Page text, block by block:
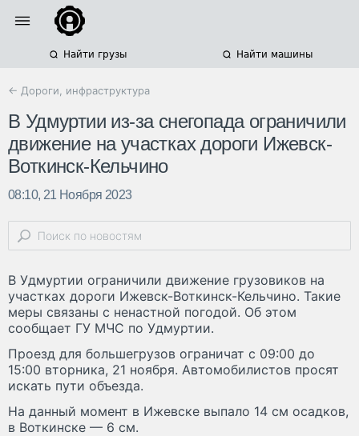
Найти грузы Найти машины
← Дороги, инфраструктура
В Удмуртии из-за снегопада ограничили
движение на участках дороги Ижевск-
Воткинск-Кельчино
08:10, 21 Ноября 2023
В Удмуртии ограничили движение грузовиков на
участках дороги Ижевск-Воткинск-Кельчино. Такие
меры связаны с ненастной погодой. Об этом
сообщает ГУ МЧС по Удмуртии.
Проезд для большегрузов ограничат с 09:00 до
15:00 вторника, 21 ноября. Автомобилистов просят
искать пути объезда.
На данный момент в Ижевске выпало 14 см осадков,
в Воткинске — 6 см.